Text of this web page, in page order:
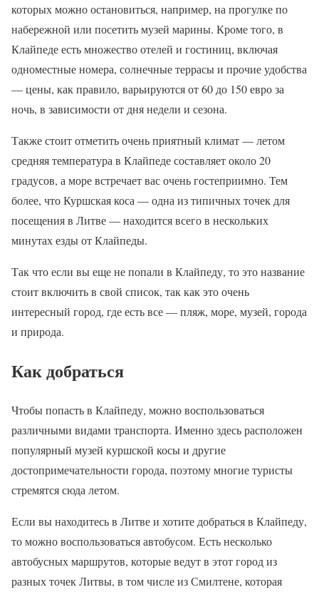
которых можно остановиться, например, на прогулке по
набережной или посетить музей марины. Кроме того, в
Клайпеде есть множество отелей и гостиниц, включая
одноместные номера, солнечные террасы и прочие удобства
— цены, как правило, варьируются от 60 до 150 евро за
ночь, в зависимости от дня недели и сезона.
Также стоит отметить очень приятный климат — летом
средняя температура в Клайпеде составляет около 20
градусов, а море встречает вас очень гостеприимно. Тем
более, что Куршская коса — одна из типичных точек для
посещения в Литве — находится всего в нескольких
минутах езды от Клайпеды.
Так что если вы еще не попали в Клайпеду, то это название
стоит включить в свой список, так как это очень
интересный город, где есть все — пляж, море, музей, города
и природа.
Как добраться
Чтобы попасть в Клайпеду, можно воспользоваться
различными видами транспорта. Именно здесь расположен
популярный музей куршской косы и другие
достопримечательности города, поэтому многие туристы
стремятся сюда летом.
Если вы находитесь в Литве и хотите добраться в Клайпеду,
то можно воспользоваться автобусом. Есть несколько
автобусных маршрутов, которые ведут в этот город из
разных точек Литвы, в том числе из Смилтене, которая